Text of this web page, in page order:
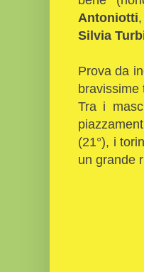
Antoniotti
Silvia
Prova da
bravissime
Tra i
(21°), i
un grande